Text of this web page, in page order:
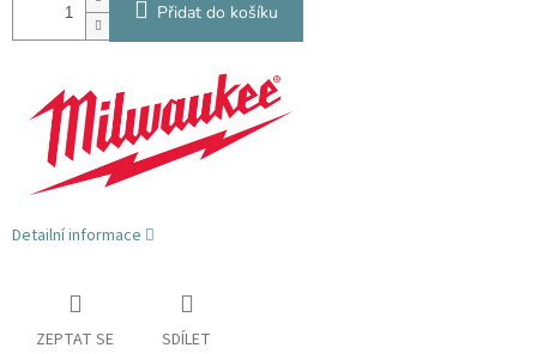
Přidat do košíku
Detailní informace
ZEPTAT SE SDÍLET